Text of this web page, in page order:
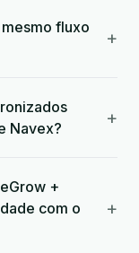
fluxo
+
Navex?
+
+
com o
+